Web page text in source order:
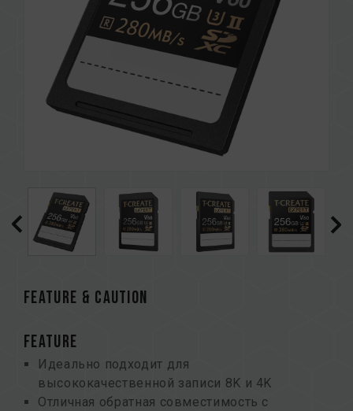
FEATURE & CAUTION
FEATURE
Идеально подходит для
высококачественной записи 8K и 4K
Отличная обратная совместимость с